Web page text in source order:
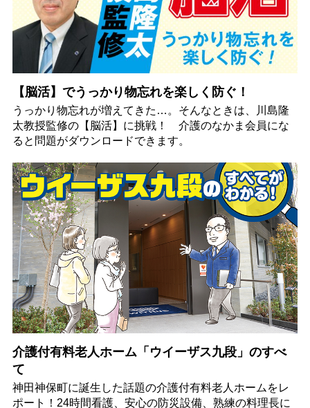
【脳活】でうっかり物忘れを楽しく防ぐ！
うっかり物忘れが増えてきた…。そんなときは、川島隆
太教授監修の【脳活】に挑戦！ 介護のなかま会員にな
ると問題がダウンロードできます。
介護付有料老人ホーム「ウイーザス九段」のすべ
て
神田神保町に誕生した話題の介護付有料老人ホームをレ
ポート！24時間看護、安心の防災設備、熟練の料理長に